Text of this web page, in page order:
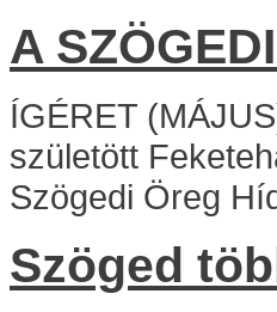
A
ÍGÉRET
születött
Szögedi Öreg
Szöged